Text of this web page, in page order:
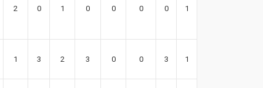
2 0 1 0 0 0 0 1
1 3 2 3 0 0 3 1